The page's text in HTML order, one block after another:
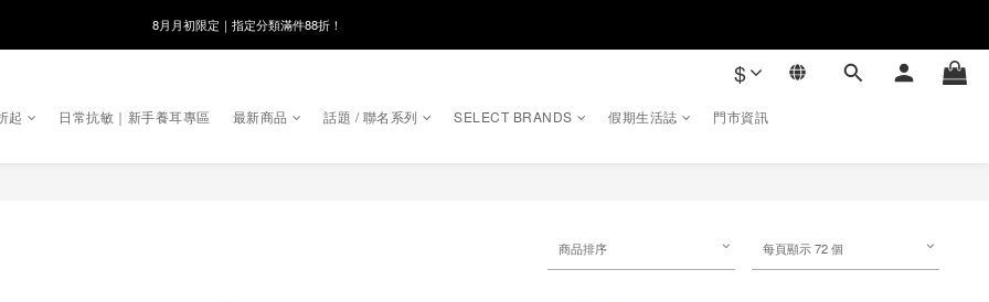
8月月初限定｜指定分類滿件88折！
$
起 日常抗敏｜新手養耳專區 最新商品 話題 / 聯名系列 SELECT BRANDS 假期生活誌 門市資訊
商品排序 每頁顯示 72 個